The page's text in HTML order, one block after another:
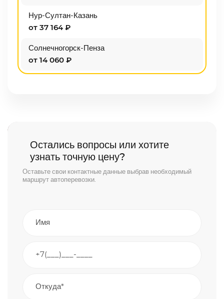
Нур-Султан-Казань
от 37 164 ₽
Солнечногорск-Пенза
от 14 060 ₽
Остались вопросы или хотите
узнать точную цену?
Оставьте свои контактные данные выбрав необходимый
маршрут автоперевозки.